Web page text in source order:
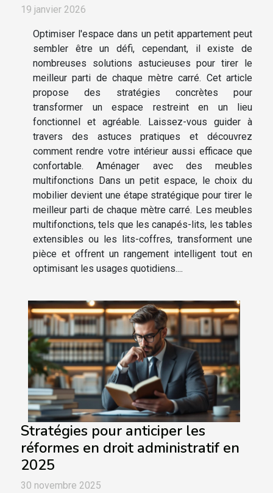
19 janvier 2026
Optimiser l'espace dans un petit appartement peut
sembler être un défi, cependant, il existe de
nombreuses solutions astucieuses pour tirer le
meilleur parti de chaque mètre carré. Cet article
propose des stratégies concrètes pour
transformer un espace restreint en un lieu
fonctionnel et agréable. Laissez-vous guider à
travers des astuces pratiques et découvrez
comment rendre votre intérieur aussi efficace que
confortable. Aménager avec des meubles
multifonctions Dans un petit espace, le choix du
mobilier devient une étape stratégique pour tirer le
meilleur parti de chaque mètre carré. Les meubles
multifonctions, tels que les canapés-lits, les tables
extensibles ou les lits-coffres, transforment une
pièce et offrent un rangement intelligent tout en
optimisant les usages quotidiens....
Stratégies pour anticiper les
réformes en droit administratif en
2025
30 novembre 2025